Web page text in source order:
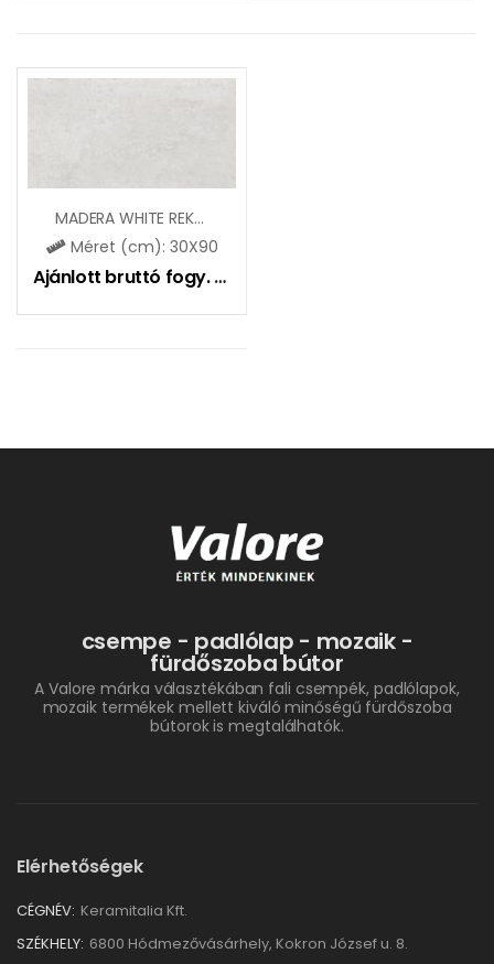
MADERA WHITE REKT / CLERMONT WHITE REKT (CCR91)
Méret (cm): 30X90
Ajánlott bruttó fogy. ár:
csempe - padlólap - mozaik -
fürdőszoba bútor
A Valore márka választékában fali csempék, padlólapok,
mozaik termékek mellett kiváló minőségű fürdőszoba
bútorok is megtalálhatók.
Elérhetőségek
CÉGNÉV: Keramitalia Kft.
SZÉKHELY: 6800 Hódmezővásárhely, Kokron József u. 8.